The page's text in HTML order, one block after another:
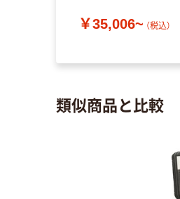
￥35,006~ （税込）
類似商品と比較